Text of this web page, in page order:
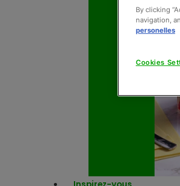
By clicking
navigation,
personelles
Cookies